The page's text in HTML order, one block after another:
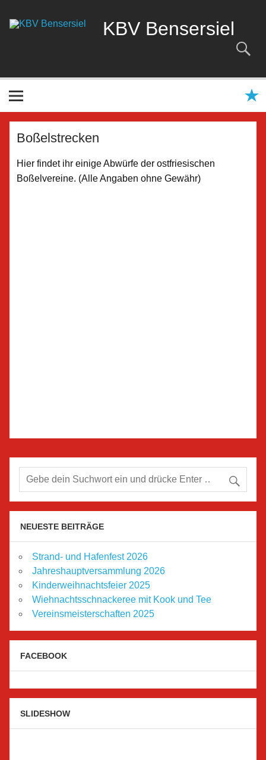
springen
KBV Bensersiel
Friesensport, Boßeln, Klootschießen, Veranstaltungen in
Boßelstrecken
Hier findet ihr einige Abwürfe der ostfriesischen
Boßelvereine. (Alle Angaben ohne Gewähr)
NEUESTE BEITRÄGE
Strand- und Hafenfest 2026
Jahreshauptversammlung 2026
Kinderweihnachtsfeier 2025
Wiehnachtsschnackeree mit Kook und Tee
Vereinsmeisterschaften 2025
FACEBOOK
SLIDESHOW